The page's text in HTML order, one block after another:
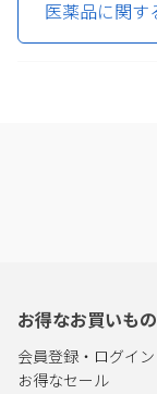
医薬品に関す
お得なお買いもの
会員登録・ログイン
お得なセール